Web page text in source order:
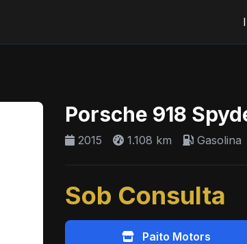
Porsche 918
2015 1.108 km Gasolina
Sob Consulta
Paito Motors